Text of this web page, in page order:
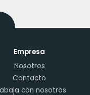
ofrecidos
los clientes
en el mismo.
se efectúa
página web,
Empresa
Nosotros
Contacto
con nosotros